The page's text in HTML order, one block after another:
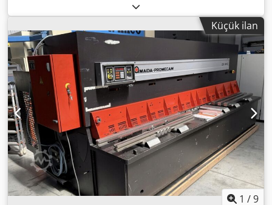
Kesim açısı: 2 - 10° Kesim hızı: 0,053 m/s Tabla uzunluğu:
710 mm Dcsdpfoxu Nc Iex Aikok Makine ağırlığı yaklaşık:
10.100 kg
Küçük ilan
1 /9